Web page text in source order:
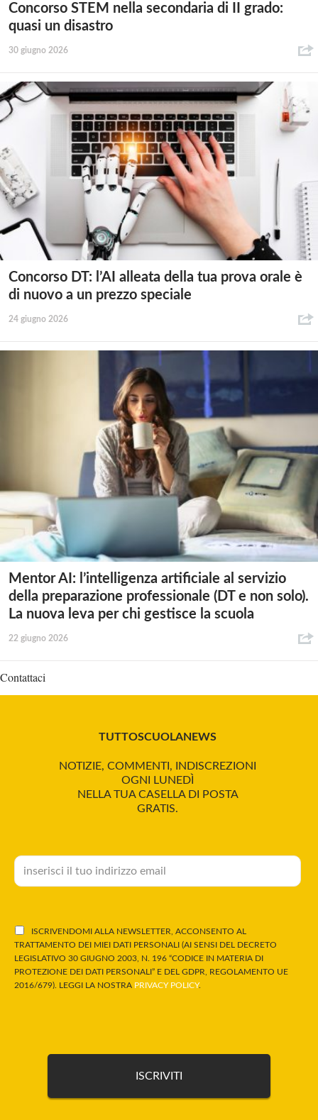
Concorso STEM nella secondaria di II grado:
quasi un disastro
30 giugno 2026
Concorso DT: l’AI alleata della tua prova orale è
di nuovo a un prezzo speciale
24 giugno 2026
Mentor AI: l’intelligenza artificiale al servizio
della preparazione professionale (DT e non solo).
La nuova leva per chi gestisce la scuola
22 giugno 2026
Contattaci
TUTTOSCUOLANEWS
NOTIZIE, COMMENTI, INDISCREZIONI
OGNI LUNEDÌ
NELLA TUA CASELLA DI POSTA
GRATIS.
ISCRIVENDOMI ALLA NEWSLETTER, ACCONSENTO AL
TRATTAMENTO DEI MIEI DATI PERSONALI (AI SENSI DEL DECRETO
LEGISLATIVO 30 GIUGNO 2003, N. 196 “CODICE IN MATERIA DI
PROTEZIONE DEI DATI PERSONALI” E DEL GDPR, REGOLAMENTO UE
2016/679). LEGGI LA NOSTRA PRIVACY POLICY.